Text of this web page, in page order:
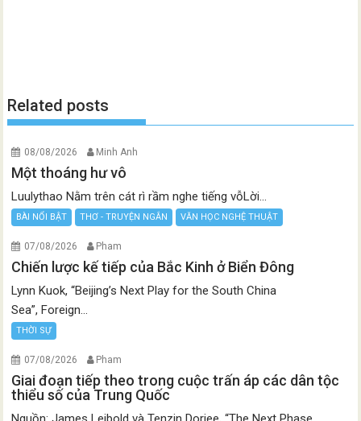
Related posts
08/08/2026 Minh Anh
Một thoáng hư vô
Luulythao Nằm trên cát rì rầm nghe tiếng vỗLời...
BÀI NỔI BẬT THƠ - TRUYỆN NGẮN VĂN HỌC NGHỆ THUẬT
07/08/2026 Pham
Chiến lược kế tiếp của Bắc Kinh ở Biển Đông
Lynn Kuok, “Beijing’s Next Play for the South China
Sea”, Foreign...
THỜI SỰ
07/08/2026 Pham
Giai đoạn tiếp theo trong cuộc trấn áp các dân tộc
thiểu số của Trung Quốc